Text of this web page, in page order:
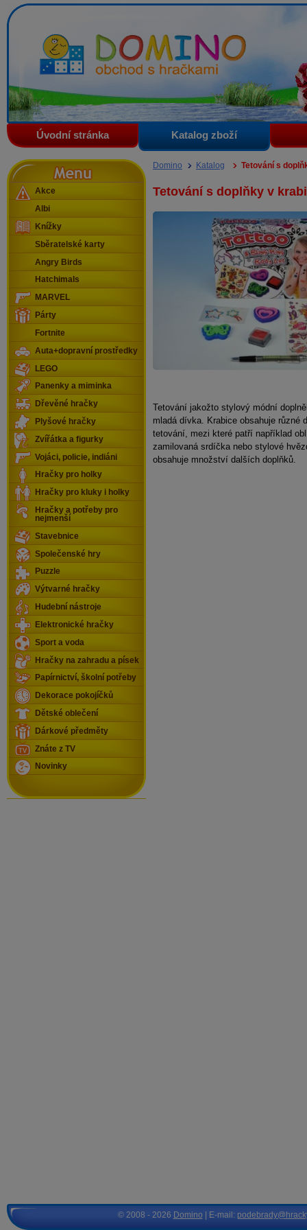
Domino - obchod s hračkami
Úvodní stránka Katalog zboží
Domino Katalog Tetování s
Tetování s doplňky v
Tetování jakožto stylový módní
mladá dívka. Krabice obsahuje různé
tetování, mezi které patří například
zamilovaná srdíčka nebo stylové
obsahuje množství dalších doplňků.
Menu
Akce
Albi
Knížky
Sběratelské karty
Angry Birds
Hatchimals
MARVEL
Párty
Fortnite
Auta+dopravní prostředky
LEGO
Panenky a miminka
Dřevěné hračky
Plyšové hračky
Zvířátka a figurky
Vojáci, policie, indiáni
Hračky pro holky
Hračky pro kluky i holky
Hračky a potřeby pro
nejmenší
Stavebnice
Společenské hry
Puzzle
Výtvarné hračky
Hudební nástroje
Elektronické hračky
Sport a voda
Hračky na zahradu a písek
Papírnictví, školní potřeby
Dekorace pokojíčků
Dětské oblečení
Dárkové předměty
Znáte z TV
Novinky
© 2008 - 2026 Domino | E-mail: